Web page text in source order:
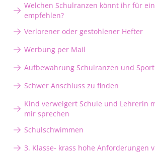
Welchen Schulranzen könnt ihr für
empfehlen?
Verlorener oder gestohlener Hefter
Werbung per Mail
Aufbewahrung Schulranzen und
Schwer Anschluss zu finden
Kind verweigert Schule und Lehrerin
mir sprechen
Schulschwimmen
3. Klasse- krass hohe Anforderungen